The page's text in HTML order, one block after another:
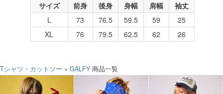
サイズ 前身 後身 身幅 肩幅
袖丈
L
73 76.5 59.5 59
25
XL
76 79.5 62.5 62 26
Tシャツ・カットソー × GALFY 商品一覧